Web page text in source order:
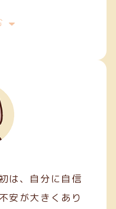
は、自分に自信
安が大きくあり